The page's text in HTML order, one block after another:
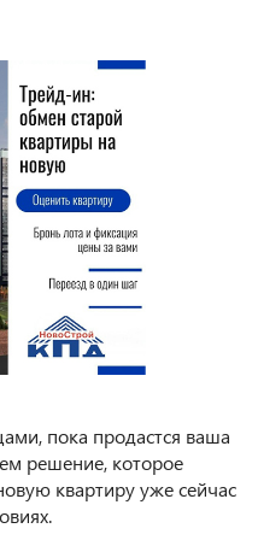
пока продастся ваша
решение, которое
квартиру уже сейчас